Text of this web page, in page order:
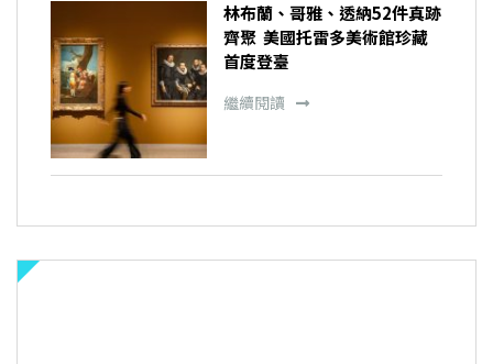
林布蘭、哥雅、透納52件真跡
齊聚 美國托雷多美術館珍藏
首度登臺
繼續閱讀